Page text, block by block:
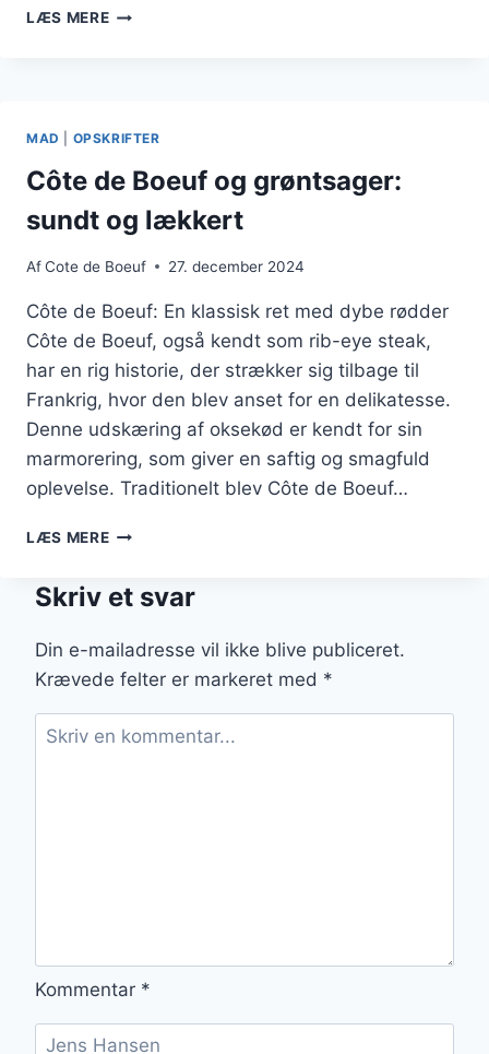
LÆS MERECÔTE
MIDDAG
MAD OPSKRIFTER
Côte de Boeuf og grøntsager:
sundt og lækkert
AfCote de Boeuf 27. december 2024
Côte de Boeuf: En klassisk ret med dybe rødder
Côte de Boeuf, også kendt som rib-eye steak,
har en rig historie, der strækker sig tilbage til
Frankrig, hvor den blev anset for en delikatesse.
Denne udskæring af oksekød er kendt for sin
marmorering, som giver en saftig og smagfuld
oplevelse. Traditionelt blev Côte de Boeuf…
LÆS MERECÔTE
OG
SUNDT
OG
LÆKKERT
Skriv et svar
Din e-mailadresse vil ikke blive publiceret.
Krævede felter er markeret med *
Kommentar *